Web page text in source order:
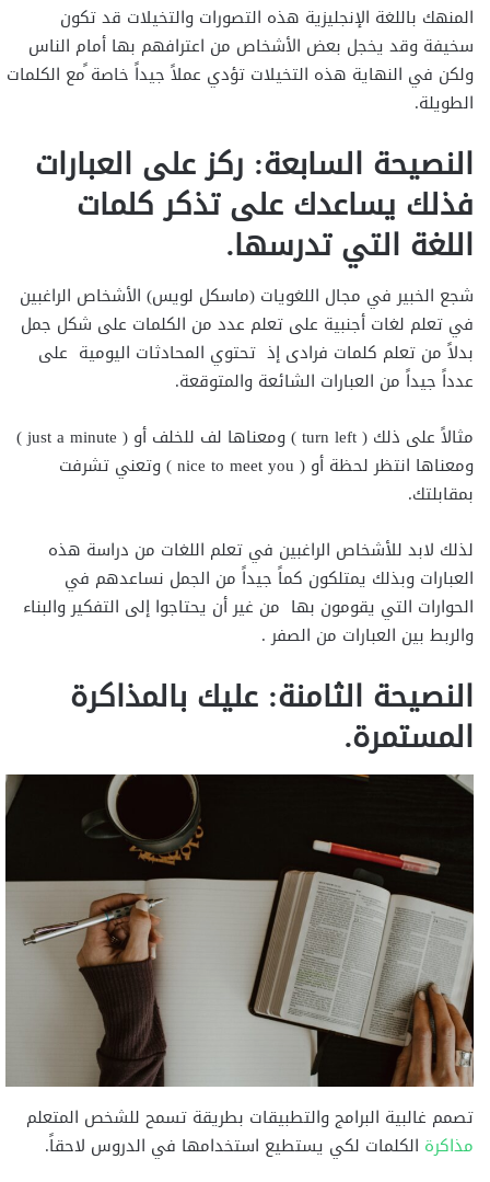
المنهك باللغة الإنجليزية هذه التصورات والتخيلات قد تكون
سخيفة وقد يخجل بعض الأشخاص من اعترافهم بها أمام الناس
ولكن في النهاية هذه التخيلات تؤدي عملاً جيداً خاصة ًمع الكلمات
الطويلة.
النصيحة السابعة: ركز على العبارات
فذلك يساعدك على تذكر كلمات
اللغة التي تدرسها.
شجع الخبير في مجال اللغويات (ماسكل لويس) الأشخاص الراغبين
في تعلم لغات أجنبية على تعلم عدد من الكلمات على شكل جمل
بدلاً من تعلم كلمات فرادى إذ تحتوي المحادثات اليومية على
عدداً جيداً من العبارات الشائعة والمتوقعة.
مثالاً على ذلك ( turn left ) ومعناها لف للخلف أو ( just a minute )
ومعناها انتظر لحظة أو ( nice to meet you ) وتعني تشرفت
بمقابلتك.
لذلك لابد للأشخاص الراغبين في تعلم اللغات من دراسة هذه
العبارات وبذلك يمتلكون كماً جيداً من الجمل نساعدهم في
الحوارات التي يقومون بها من غير أن يحتاجوا إلى التفكير والبناء
والربط بين العبارات من الصفر .
النصيحة الثامنة: عليك بالمذاكرة
المستمرة.
تصمم غالبية البرامج والتطبيقات بطريقة تسمح للشخص المتعلم
مذاكرة الكلمات لكي يستطيع استخدامها في الدروس لاحقاً.